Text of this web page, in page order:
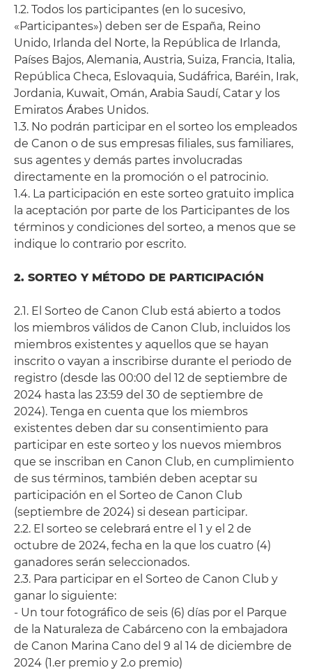
1.2. Todos los participantes (en lo sucesivo,
«Participantes») deben ser de España, Reino
Unido, Irlanda del Norte, la República de Irlanda,
Países Bajos, Alemania, Austria, Suiza, Francia, Italia,
República Checa, Eslovaquia, Sudáfrica, Baréin, Irak,
Jordania, Kuwait, Omán, Arabia Saudí, Catar y los
Emiratos Árabes Unidos.
1.3. No podrán participar en el sorteo los empleados
de Canon o de sus empresas filiales, sus familiares,
sus agentes y demás partes involucradas
directamente en la promoción o el patrocinio.
1.4. La participación en este sorteo gratuito implica
la aceptación por parte de los Participantes de los
términos y condiciones del sorteo, a menos que se
indique lo contrario por escrito.
2. SORTEO Y MÉTODO DE PARTICIPACIÓN
2.1. El Sorteo de Canon Club está abierto a todos
los miembros válidos de Canon Club, incluidos los
miembros existentes y aquellos que se hayan
inscrito o vayan a inscribirse durante el periodo de
registro (desde las 00:00 del 12 de septiembre de
2024 hasta las 23:59 del 30 de septiembre de
2024). Tenga en cuenta que los miembros
existentes deben dar su consentimiento para
participar en este sorteo y los nuevos miembros
que se inscriban en Canon Club, en cumplimiento
de sus términos, también deben aceptar su
participación en el Sorteo de Canon Club
(septiembre de 2024) si desean participar.
2.2. El sorteo se celebrará entre el 1 y el 2 de
octubre de 2024, fecha en la que los cuatro (4)
ganadores serán seleccionados.
2.3. Para participar en el Sorteo de Canon Club y
ganar lo siguiente:
- Un tour fotográfico de seis (6) días por el Parque
de la Naturaleza de Cabárceno con la embajadora
de Canon Marina Cano del 9 al 14 de diciembre de
2024 (1.er premio y 2.o premio)